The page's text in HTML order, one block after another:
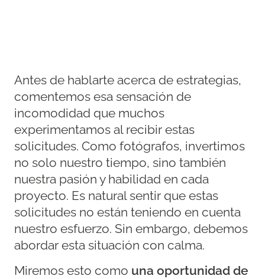
Antes de hablarte acerca de estrategias,
comentemos esa sensación de
incomodidad que muchos
experimentamos al recibir estas
solicitudes. Como fotógrafos, invertimos
no solo nuestro tiempo, sino también
nuestra pasión y habilidad en cada
proyecto. Es natural sentir que estas
solicitudes no están teniendo en cuenta
nuestro esfuerzo. Sin embargo, debemos
abordar esta situación con calma.
Miremos esto como una oportunidad de